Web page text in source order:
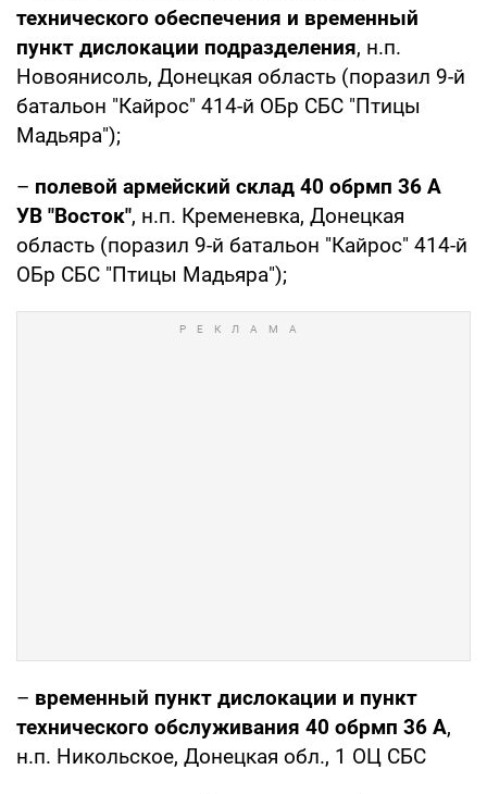
технического обеспечения и временный
пункт дислокации подразделения, н.п.
Новоянисоль, Донецкая область (поразил 9-й
батальон "Кайрос" 414-й ОБр СБС "Птицы
Мадьяра");
– полевой армейский склад 40 обрмп 36 А
УВ "Восток", н.п. Кременевка, Донецкая
область (поразил 9-й батальон "Кайрос" 414-й
ОБр СБС "Птицы Мадьяра");
– временный пункт дислокации и пункт
технического обслуживания 40 обрмп 36 А,
н.п. Никольское, Донецкая обл., 1 ОЦ СБС